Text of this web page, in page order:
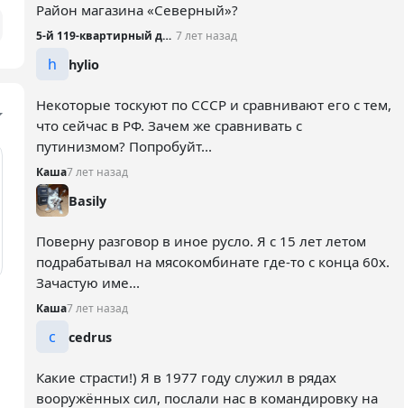
Район магазина «Северный»?
5-й 119-квартирный дом, 1969 год 7 лет назад
h hylio
Некоторые тоскуют по СССР и сравнивают его с тем,
что сейчас в РФ. Зачем же сравнивать с
путинизмом? Попробуйт...
Каша7 лет назад
Basily
Поверну разговор в иное русло. Я с 15 лет летом
подрабатывал на мясокомбинате где-то с конца 60х.
Зачастую име...
Каша7 лет назад
c cedrus
Какие страсти!) Я в 1977 году служил в рядах
вооружённых сил, послали нас в командировку на